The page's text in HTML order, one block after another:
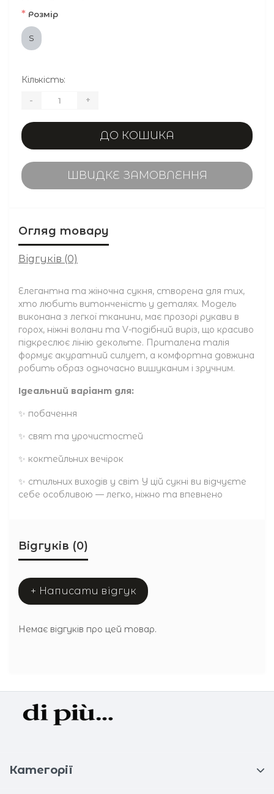
* Розмір
S
Кількість:
- +
ДО КОШИКА
ШВИДКЕ ЗАМОВЛЕННЯ
Огляд товару
Відгуків (0)
Елегантна та жіночна сукня, створена для тих,
хто любить витонченість у деталях. Модель
виконана з легкої тканини, має прозорі рукави в
горох, ніжні волани та V-подібний виріз, що красиво
підкреслює лінію декольте. Приталена талія
формує акуратний силует, а комфортна довжина
робить образ одночасно вишуканим і зручним.
Ідеальний варіант для:
✨ побачення
✨ свят та урочистостей
✨ коктейльних вечірок
✨ стильних виходів у світ У цій сукні ви відчуєте
себе особливою — легко, ніжно та впевнено
Відгуків (0)
+ Написати відгук
Немає відгуків про цей товар.
Категорії